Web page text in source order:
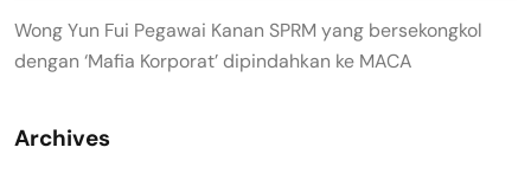
Wong Yun Fui Pegawai Kanan SPRM yang bersekongkol
dengan ‘Mafia Korporat’ dipindahkan ke MACA
Archives